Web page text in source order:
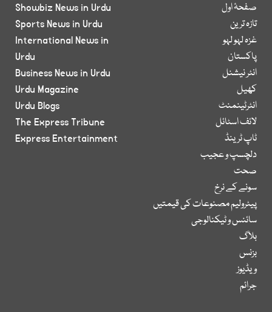
صفحۂ اول
تازہ ترین
غزہ لہو لہو
پاکستان
انٹر نیشنل
کھیل
انٹرٹینمنٹ
لائف اسٹائل
ٹاپ ٹرینڈ
دلچسپ و عجیب
صحت
سونے کے نرخ
پیٹرولیم مصنوعات کی قیمتیں
سائنس و ٹیکنالوجی
بلاگ
بزنس
ویڈیوز
جرائم
Showbiz News in Urdu
Sports News in Urdu
International News in
Urdu
Business News in Urdu
Urdu Magazine
Urdu Blogs
The Express Tribune
Express Entertainment